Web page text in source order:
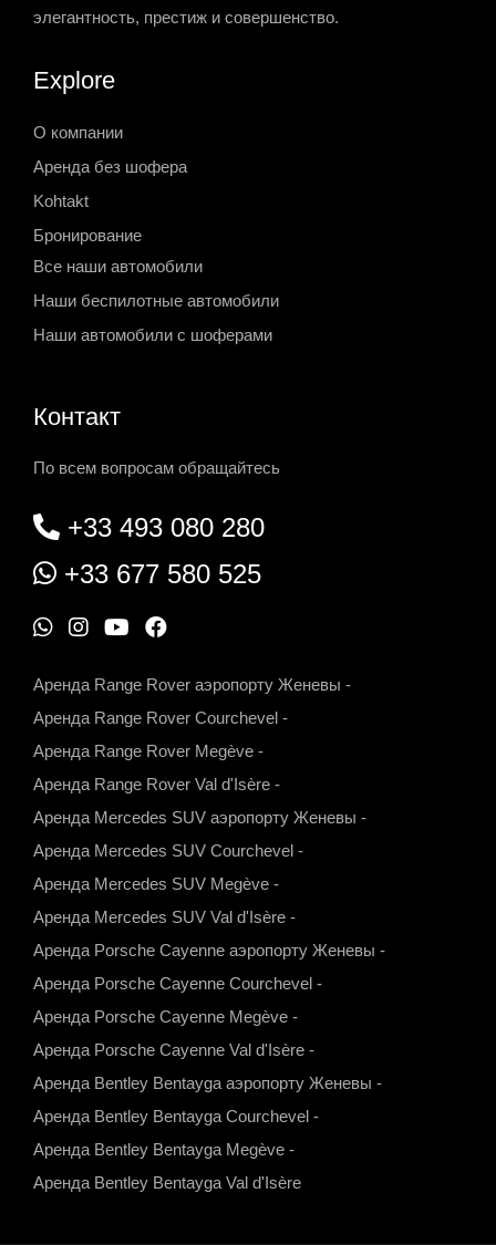
элегантность, престиж и совершенство.
Explore
О компании
Аренда без шофера
Kohtakt
Бронирование
Все наши автомобили
Наши беспилотные автомобили
Наши автомобили с шоферами
Контакт
По всем вопросам обращайтесь
+33 493 080 280
+33 677 580 525
W
s
a
p
p
I
a
g
r
a
m
Y
e
F
o
k
Аренда Range Rover аэропорту Женевы -
Аренда Range Rover Courchevel -
Аренда Range Rover Megève -
Аренда Range Rover Val d'Isère -
Аренда Mercedes SUV аэропорту Женевы -
Аренда Mercedes SUV Courchevel -
Аренда Mercedes SUV Megève -
Аренда Mercedes SUV Val d'Isère -
Аренда Porsche Cayenne аэропорту Женевы -
Аренда Porsche Cayenne Courchevel -
Аренда Porsche Cayenne Megève -
Аренда Porsche Cayenne Val d'Isère -
Аренда Bentley Bentayga аэропорту Женевы -
Аренда Bentley Bentayga Courchevel -
Аренда Bentley Bentayga Megève -
Аренда Bentley Bentayga Val d'Isère